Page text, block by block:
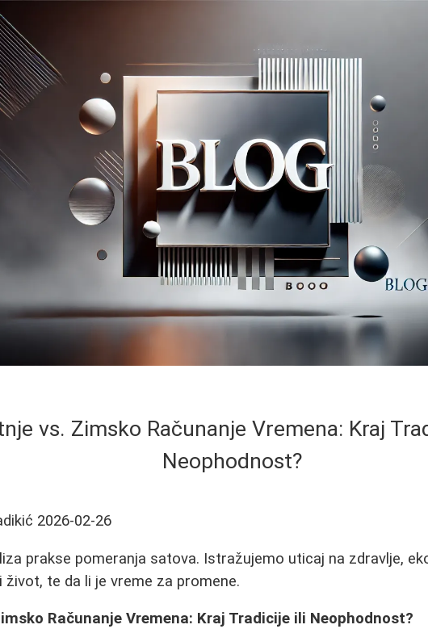
vs. Zimsko Računanje Vremena: Kraj
Neophodnost?
2026-02-26
prakse pomeranja satova. Istražujemo uticaj na zdravlje,
život, te da li je vreme za promene.
Računanje Vremena: Kraj Tradicije ili Neophodnost?